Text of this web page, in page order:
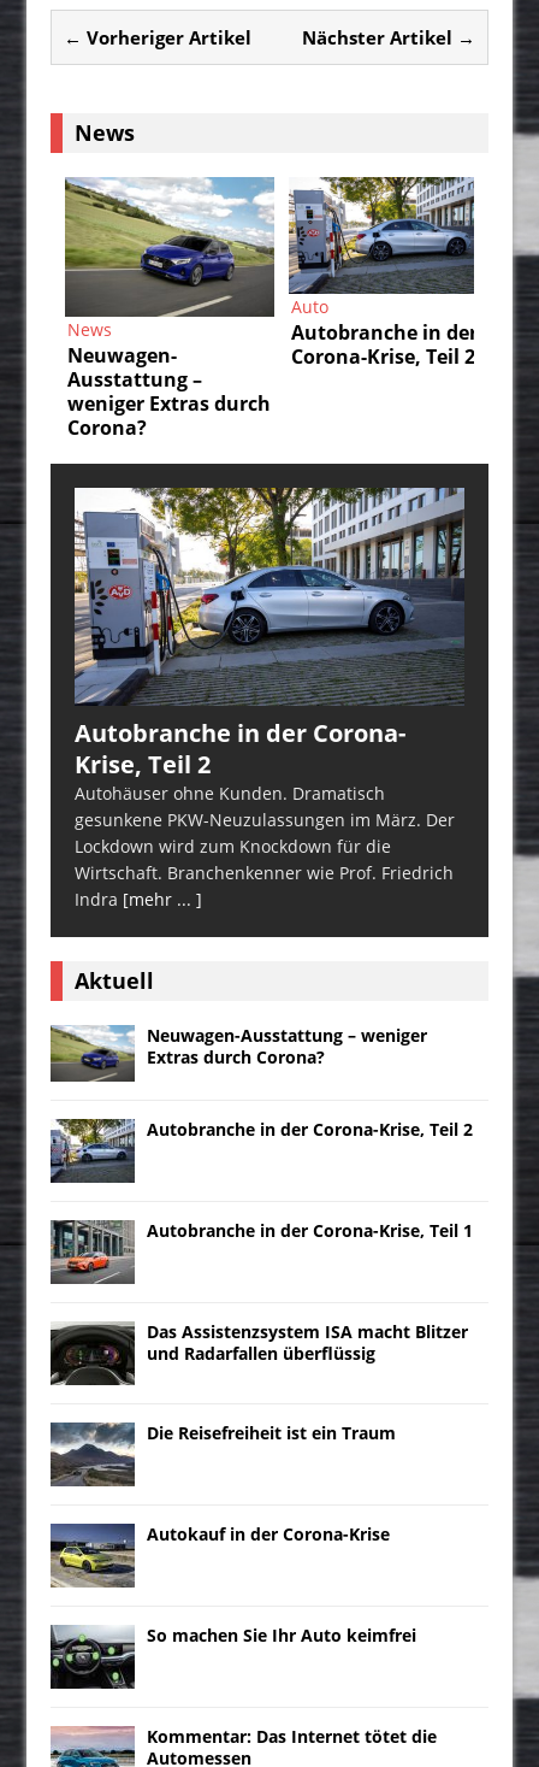
← Vorheriger Artikel Nächster Artikel →
News
Autobranche in der
Corona-Krise, Teil 2
Auto
Autobranche in der
Corona-Krise, Teil 1
Autobranche in der Corona-
Krise, Teil 2
Autohäuser ohne Kunden. Dramatisch
gesunkene PKW-Neuzulassungen im März. Der
Lockdown wird zum Knockdown für die
Wirtschaft. Branchenkenner wie Prof. Friedrich
Indra [mehr ... ]
Aktuell
Neuwagen-Ausstattung – weniger
Extras durch Corona?
Autobranche in der Corona-Krise, Teil 2
Autobranche in der Corona-Krise, Teil 1
Das Assistenzsystem ISA macht Blitzer
und Radarfallen überflüssig
Die Reisefreiheit ist ein Traum
Autokauf in der Corona-Krise
So machen Sie Ihr Auto keimfrei
Kommentar: Das Internet tötet die
Automessen